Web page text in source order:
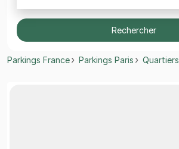
Rechercher
Parkings France Parkings Paris Quartiers